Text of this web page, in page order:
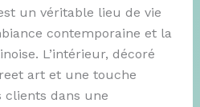
un véritable lieu de vie
contemporaine et la
L’intérieur, décoré
art et une touche
clients dans une